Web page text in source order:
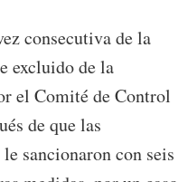
consecutiva de la
excluido de la
el Comité de Control
de que las
sancionaron con seis